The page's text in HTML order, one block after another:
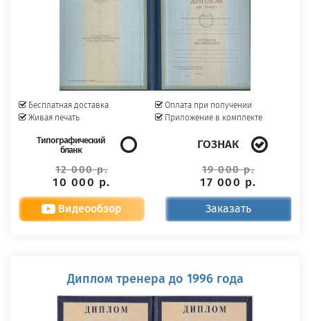
Бесплатная доставка
Живая печать
Оплата при получении
Приложение в комплекте
Типографический
бланк
12 000 р.
10 000 р.
ГОЗНАК
19 000 р.
17 000 р.
Видеообзор Заказать
Диплом тренера до 1996 года